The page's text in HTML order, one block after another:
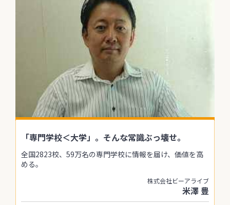
「専門学校＜大学」。そんな常識ぶっ壊せ。
全国2823校、59万名の専門学校に情報を届け、価値を高
める。
株式会社ビーアライブ
米澤 豊